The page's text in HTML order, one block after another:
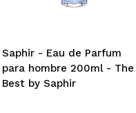
Saphir - Eau de Parfum
para hombre 200ml - The
Best by Saphir